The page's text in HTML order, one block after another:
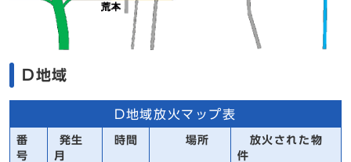
D地域
D地域放火マップ表
番
号
発生
月
時間 場所
放火された物
件